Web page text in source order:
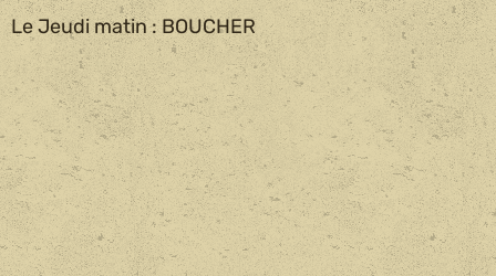
Le Jeudi matin : BOUCHER